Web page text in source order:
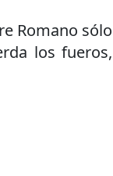
Romano sólo
los fueros,